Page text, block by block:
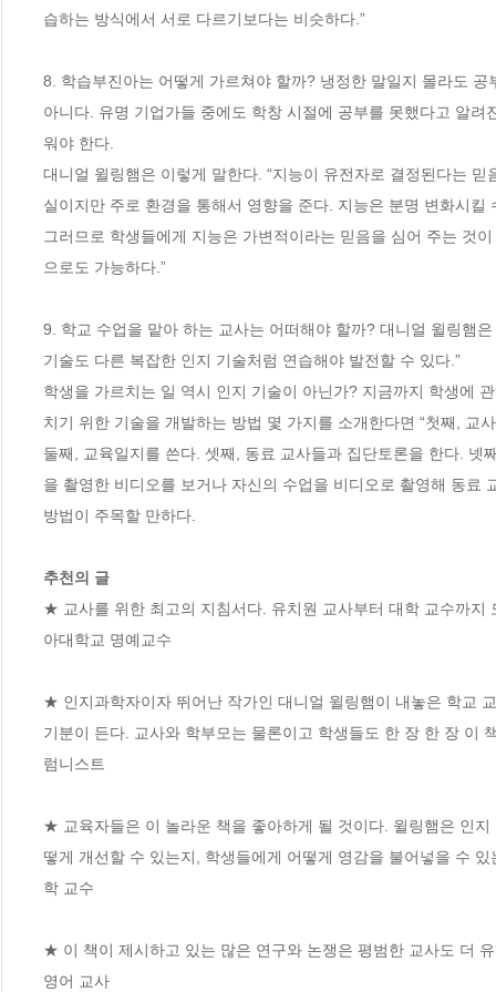
습하는 방식에서 서로 다르기보다는 비슷하다.”
8. 학습부진아는 어떻게 가르쳐야 할까? 냉정한 말일지 몰라도
아니다. 유명 기업가들 중에도 학창 시절에 공부를 못했다고 알
워야 한다.
대니얼 윌링햄은 이렇게 말한다. “지능이 유전자로 결정된다는
실이지만 주로 환경을 통해서 영향을 준다. 지능은 분명 변화시
그러므로 학생들에게 지능은 가변적이라는 믿음을 심어 주는 것
으로도 가능하다.”
9. 학교 수업을 맡아 하는 교사는 어떠해야 할까? 대니얼 윌링햄
기술도 다른 복잡한 인지 기술처럼 연습해야 발전할 수 있다.”
학생을 가르치는 일 역시 인지 기술이 아닌가? 지금까지 학생에
치기 위한 기술을 개발하는 방법 몇 가지를 소개한다면 “첫째,
둘째, 교육일지를 쓴다. 셋째, 동료 교사들과 집단토론을 한다.
을 촬영한 비디오를 보거나 자신의 수업을 비디오로 촬영해 동료
방법이 주목할 만하다.
추천의 글
★ 교사를 위한 최고의 지침서다. 유치원 교사부터 대학 교수까
아대학교 명예교수
★ 인지과학자이자 뛰어난 작가인 대니얼 윌링햄이 내놓은 학교
기분이 든다. 교사와 학부모는 물론이고 학생들도 한 장 한 장 이
럼니스트
★ 교육자들은 이 놀라운 책을 좋아하게 될 것이다. 윌링햄은 인
떻게 개선할 수 있는지, 학생들에게 어떻게 영감을 불어넣을 수
학 교수
★ 이 책이 제시하고 있는 많은 연구와 논쟁은 평범한 교사도 더
영어 교사